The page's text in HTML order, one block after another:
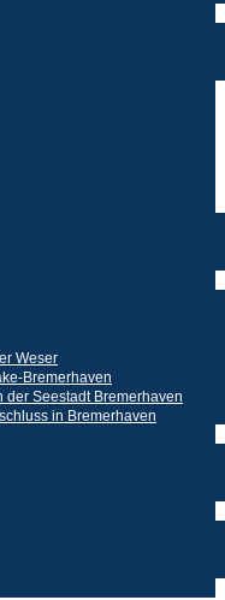
Weser
Bremerhaven
der Seestadt Bremerhaven
in Bremerhaven